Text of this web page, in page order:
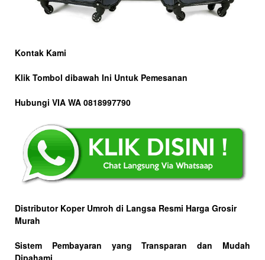
Kontak Kami
Klik Tombol dibawah Ini Untuk Pemesanan
Hubungi VIA WA 0818997790
Distributor Koper Umroh di Langsa Resmi Harga Grosir
Murah
Sistem Pembayaran yang Transparan dan Mudah